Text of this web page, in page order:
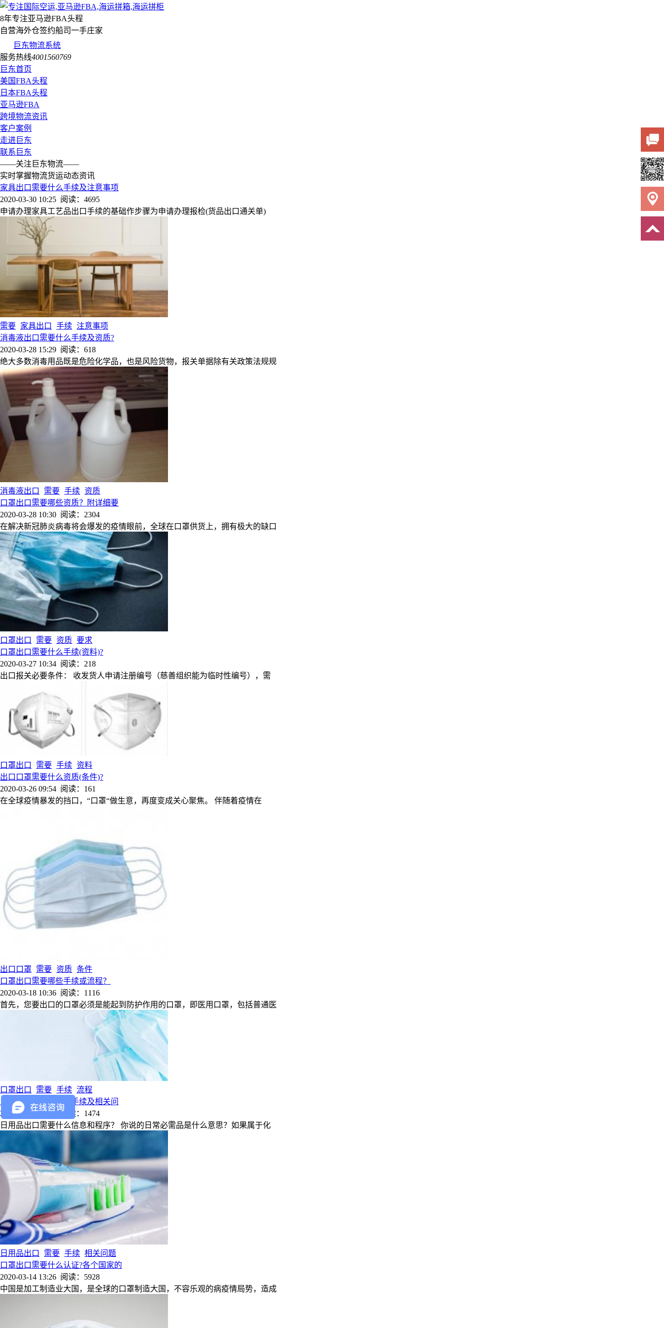
8年专注亚马逊FBA头程
自营海外仓签约船司一手庄家
巨东物流系统
服务热线4001560769
巨东首页
美国FBA头程
日本FBA头程
亚马逊FBA
跨境物流资讯
客户案例
走进巨东
联系巨东
——关注巨东物流——
实时掌握物流货运动态资讯
家具出口需要什么手续及注意事项
2020-03-30 10:25 阅读：4695
申请办理家具工艺品出口手续的基础作步骤为申请办理报检(货品出口通关单)
需要 家具出口 手续 注意事项
消毒液出口需要什么手续及资质?
2020-03-28 15:29 阅读：618
绝大多数消毒用品既是危险化学品，也是风险货物，报关单据除有关政策法规规
消毒液出口 需要 手续
资质
口罩出口需要哪些资质？附详细要
2020-03-28 10:30 阅读：2304
在解决新冠肺炎病毒将会爆发的疫情眼前，全球在口罩供货上，拥有极大的缺口
口罩出口 需要 资质 要求
口罩出口需要什么手续(资料)?
2020-03-27 10:34 阅读：218
出口报关必要条件： 收发货人申请注册编号（慈善组织能为临时性编号），需
口罩出口 需要 手续
资料
出口口罩需要什么资质(条件)?
2020-03-26 09:54 阅读：161
在全球疫情暴发的挡口，“口罩“做生意，再度变成关心聚焦。 伴随着疫情在
出口口罩 需要 资质 条件
口罩出口需要哪些手续或流程？
2020-03-18 10:36 阅读：1116
首先，您要出口的口罩必须是能起到防护作用的口罩，即医用口罩，包括普通医
口罩出口 需要 手续 流程
日用品出口所需要的手续及相关问
2020-03-18 10:35
阅读：1474
日用品出口需要什么信息和程序？ 你说的日常必需品是什么意思？如果属于化
日用品出口 需要 手续 相关问题
口罩出口需要什么认证?各个国家的
2020-03-14 13:26 阅读：5928
中国是加工制造业大国，是全球的口罩制造大国，不容乐观的病疫情局势，造成